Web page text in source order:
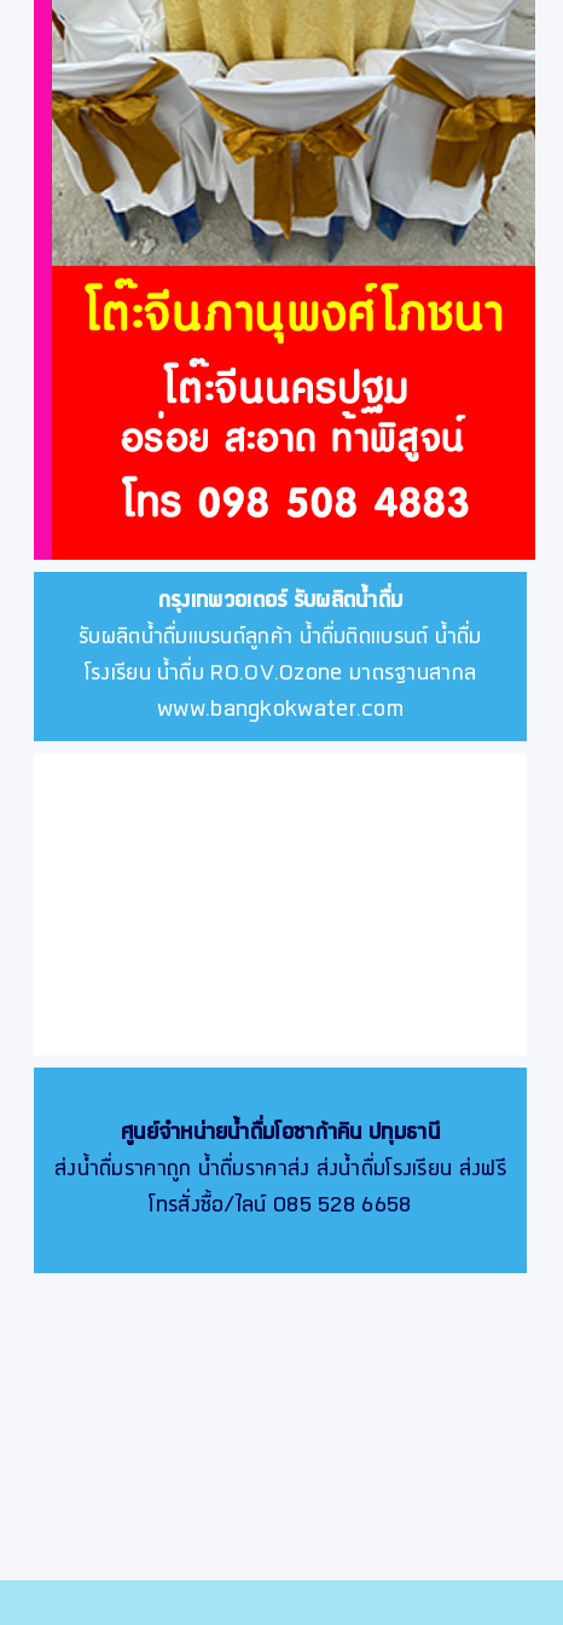
กรุงเทพวอเตอร์ รับผลิตน้ำดื่ม
รับผลิตน้ำดื่มแบรนด์ลูกค้า น้ำดื่มติดแบรนด์ น้ำดื่ม
โรงเรียน น้ำดื่ม RO.OV.Ozone มาตรฐานสากล
www.bangkokwater.com
ศูนย์จำหน่ายน้ำดื่มโอซาก้าคิน ปทุมธานี
ส่งน้ำดื่มราคาถูก น้ำดื่มราคาส่ง ส่งน้ำดื่มโรงเรียน ส่งฟรี
โทรสั่งซื้อ/ไลน์ 085 528 6658